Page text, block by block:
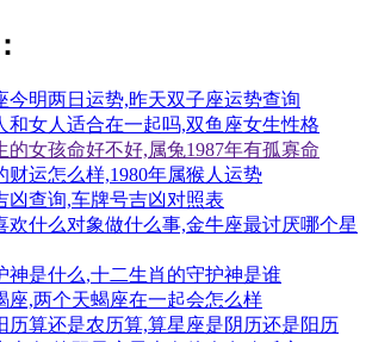
今明两日运势,昨天双子座运势查询
和女人适合在一起吗,双鱼座女生性格
的女孩命好不好,属兔1987年有孤寡命
财运怎么样,1980年属猴人运势
凶查询,车牌号吉凶对照表
欢什么对象做什么事,金牛座最讨厌哪个星
神是什么,十二生肖的守护神是谁
座,两个天蝎座在一起会怎么样
历算还是农历算,算星座是阴历还是阳历